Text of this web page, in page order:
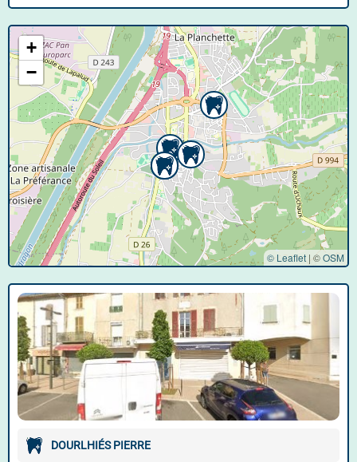
+
−
© Leaflet | ©OSM
DOURLHIÉS PIERRE